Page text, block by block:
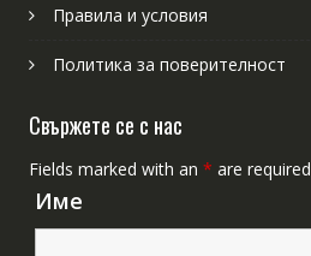
Правила и условия
Политика за поверителност
Свържете се с нас
Fields marked with an * are required
Име